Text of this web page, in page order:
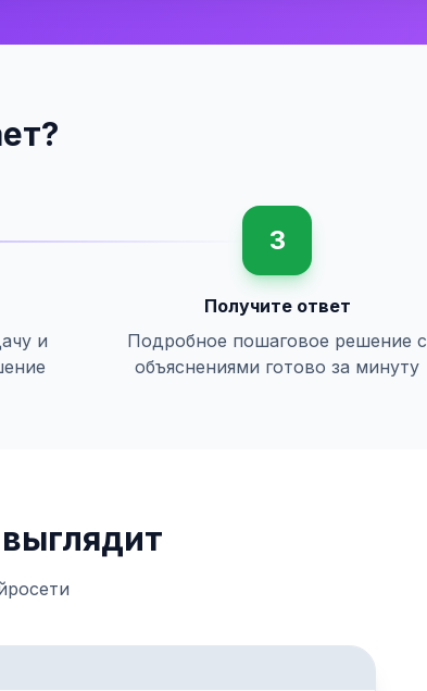
и
3
Получите ответ
Подробное пошаговое решение с
объяснениями готово за минуту